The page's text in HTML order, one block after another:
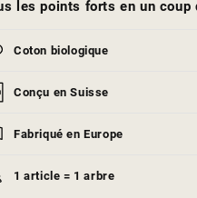
les points forts en un
Coton biologique
Conçu en Suisse
Fabriqué en Europe
1 article = 1 arbre